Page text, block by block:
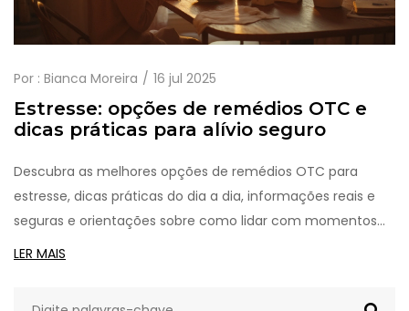
Por : Bianca Moreira 16 jul 2025
Estresse: opções de remédios OTC e
dicas práticas para alívio seguro
Descubra as melhores opções de remédios OTC para
estresse, dicas práticas do dia a dia, informações reais e
seguras e orientações sobre como lidar com momentos
intensos sem automedicação perigosa.
LER MAIS